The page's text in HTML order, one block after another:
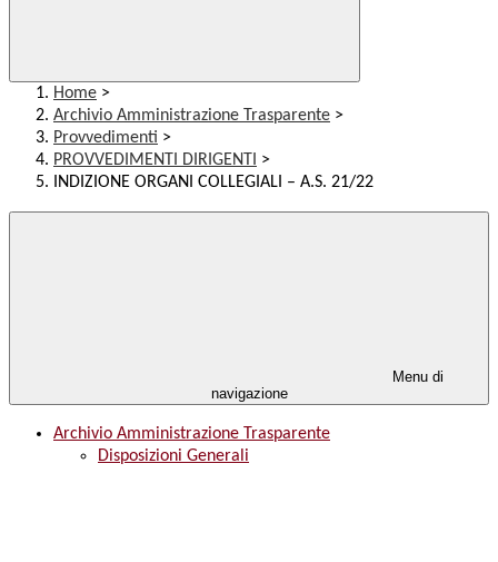
Home >
Archivio Amministrazione Trasparente >
Provvedimenti >
PROVVEDIMENTI DIRIGENTI >
INDIZIONE ORGANI COLLEGIALI – A.S. 21/22
Menu di
navigazione
Archivio Amministrazione Trasparente
Disposizioni Generali